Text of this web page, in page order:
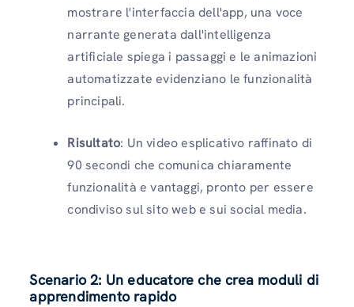
mostrare l'interfaccia dell'app, una voce
narrante generata dall'intelligenza
artificiale spiega i passaggi e le animazioni
automatizzate evidenziano le funzionalità
principali.
Risultato: Un video esplicativo raffinato di
90 secondi che comunica chiaramente
funzionalità e vantaggi, pronto per essere
condiviso sul sito web e sui social media.
Scenario 2: Un educatore che crea moduli di
apprendimento rapido